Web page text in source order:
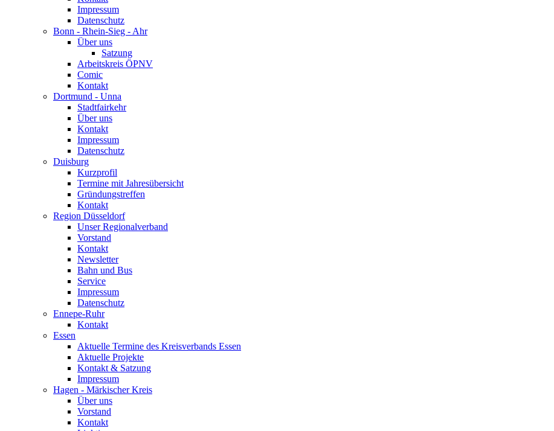
Impressum
Datenschutz
Bonn - Rhein-Sieg - Ahr
Über uns
Satzung
Arbeitskreis ÖPNV
Comic
Kontakt
Dortmund - Unna
Stadtfairkehr
Über uns
Kontakt
Impressum
Datenschutz
Duisburg
Kurzprofil
Termine mit Jahresübersicht
Gründungstreffen
Kontakt
Region Düsseldorf
Unser Regionalverband
Vorstand
Kontakt
Newsletter
Bahn und Bus
Service
Impressum
Datenschutz
Ennepe-Ruhr
Kontakt
Essen
Aktuelle Termine des Kreisverbands Essen
Aktuelle Projekte
Kontakt & Satzung
Impressum
Hagen - Märkischer Kreis
Über uns
Vorstand
Kontakt